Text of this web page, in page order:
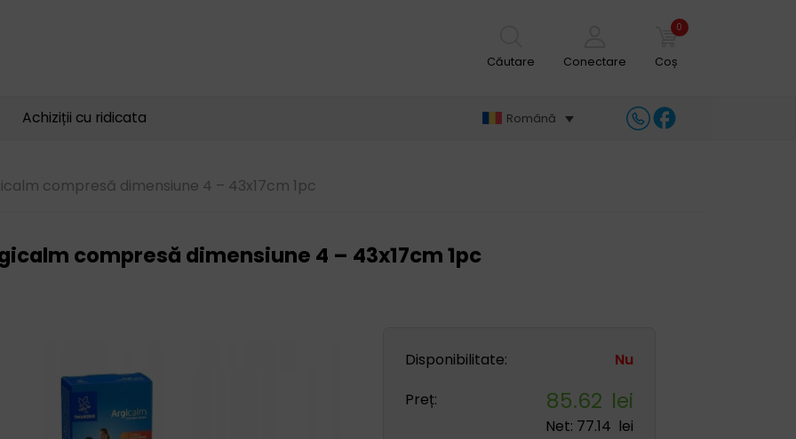
Căutare Conectare
0
Coș
Achiziții cu ridicata Română
compresă dimensiune 4 – 43x17cm 1pc
compresă dimensiune 4 – 43x17cm 1pc
Disponibilitate:
Nu
Preț:
85.62 lei
Net: 77.14 lei